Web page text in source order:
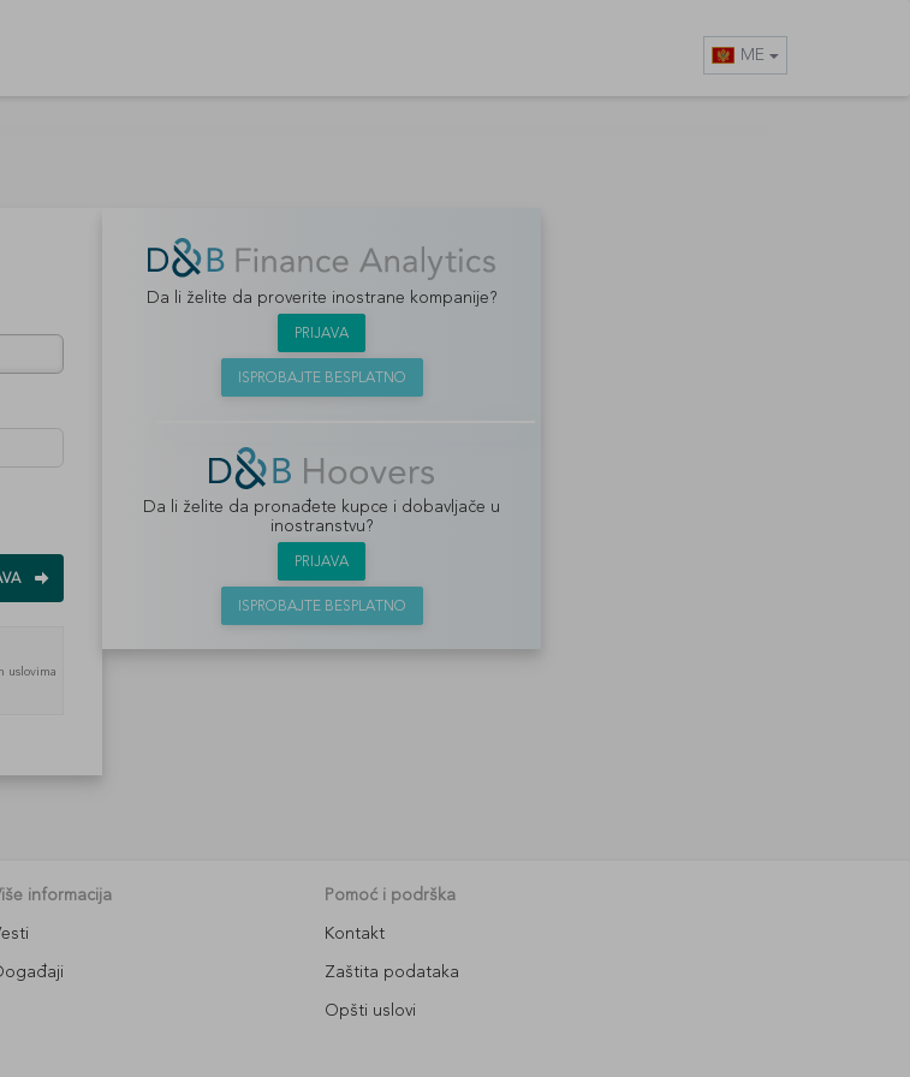
ME
uslovima
Da li želite da proverite inostrane kompanije?
PRIJAVA
ISPROBAJTE BESPLATNO
Da li želite da pronađete kupce i dobavljače u
inostranstvu?
PRIJAVA
ISPROBAJTE BESPLATNO
informacija
Pomoć i podrška
Kontakt
Zaštita podataka
Opšti uslovi